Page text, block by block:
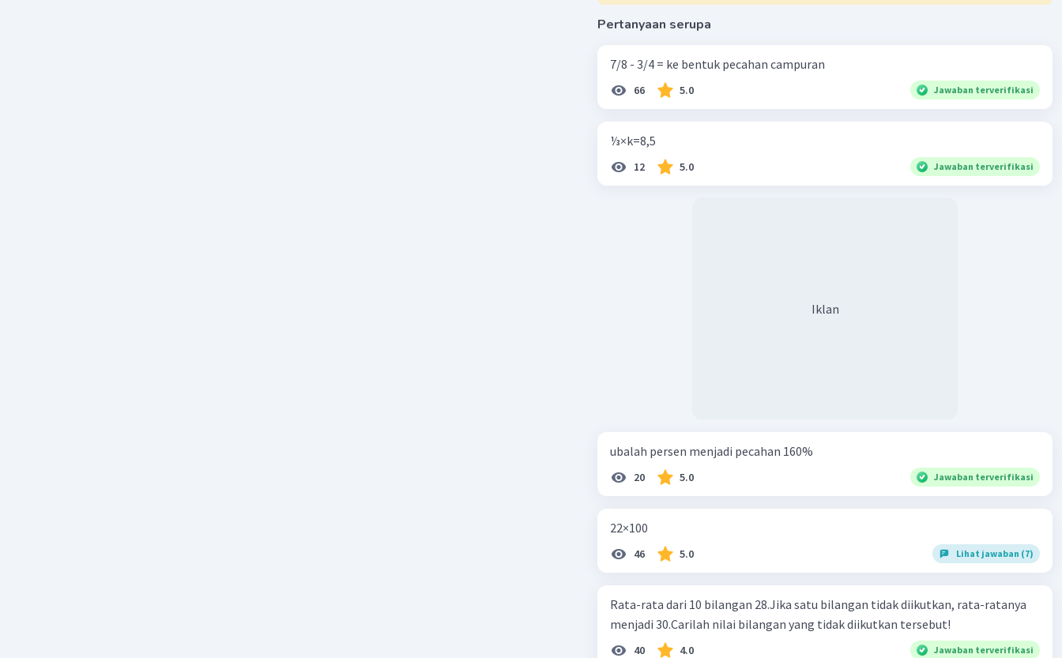
bilangan negatif yang memenuhi kriteria kelipatan empat. Oleh
karena itu, pilihan D adalah jawaban yang benar.
Pertanyaan serupa
7/8 - 3/4 = ke bentuk pecahan campuran
66 5.0 Jawaban terverifikasi
⅓×k=8,5
12 5.0 Jawaban terverifikasi
Iklan
ubalah persen menjadi pecahan 160%
20 5.0 Jawaban terverifikasi
22×100
46 5.0 Lihat jawaban (7)
Rata-rata dari 10 bilangan 28.Jika satu bilangan tidak diikutkan, rata-ratanya
menjadi 30.Carilah nilai bilangan yang tidak diikutkan tersebut!
40 4.0 Jawaban terverifikasi